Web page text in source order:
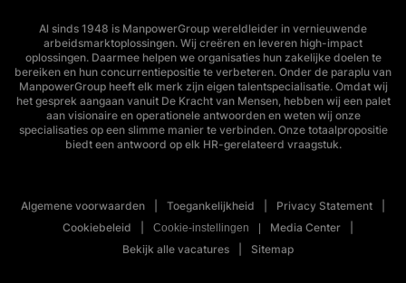
Al sinds 1948 is ManpowerGroup wereldleider in vernieuwende
arbeidsmarktoplossingen. Wij creëren en leveren high-impact
oplossingen. Daarmee helpen we organisaties hun zakelijke doelen te
bereiken en hun concurrentiepositie te verbeteren. Onder de paraplu van
ManpowerGroup heeft elk merk zijn eigen talentspecialisatie. Omdat wij
het gesprek aangaan vanuit De Kracht van Mensen, hebben wij een palet
aan visionaire en operationele antwoorden en weten wij onze
specialisaties op een slimme manier te verbinden. Onze totaalpropositie
biedt een antwoord op elk HR-gerelateerd vraagstuk.
Algemene voorwaarden Toegankelijkheid
Privacy Statement
Cookiebeleid
Cookie-instellingen
Media Center
Bekijk alle vacatures
Sitemap